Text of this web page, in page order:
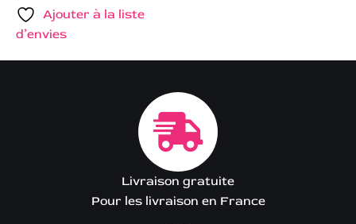
Ajouter à la liste
d’envies
Livraison gratuite
Pour les livraison en France